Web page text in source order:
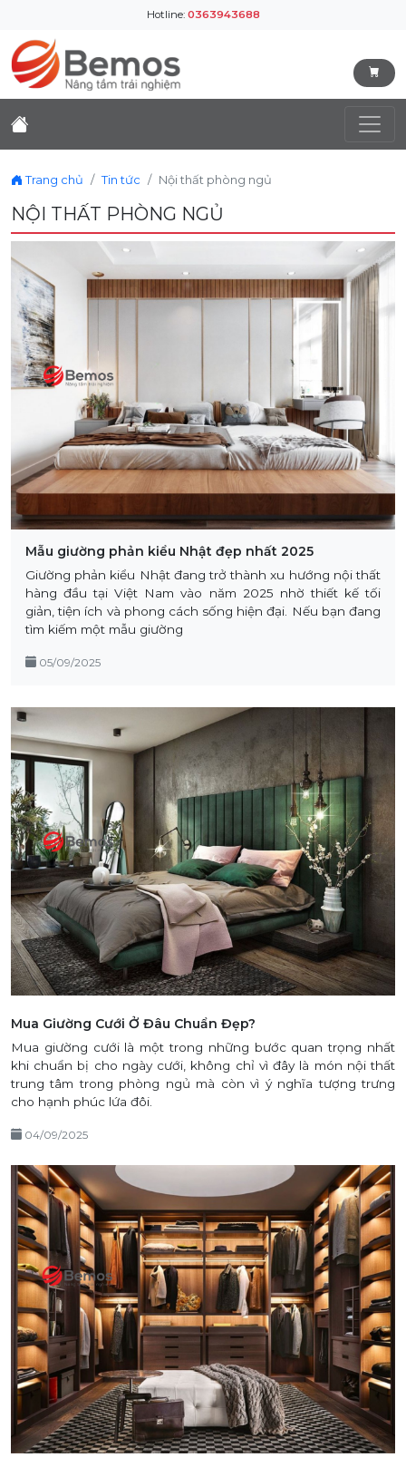
Hotline: 0363943688
Trang chủ Tin tức Nội thất phòng ngủ
NỘI THẤT PHÒNG NGỦ
Mẫu giường phản kiểu Nhật đẹp nhất 2025
Giường phản kiểu Nhật đang trở thành xu hướng nội thất
hàng đầu tại Việt Nam vào năm 2025 nhờ thiết kế tối
giản, tiện ích và phong cách sống hiện đại. Nếu bạn đang
tìm kiếm một mẫu giường
05/09/2025
Mua Giường Cưới Ở Đâu Chuẩn Đẹp?
Mua giường cưới là một trong những bước quan trọng nhất
khi chuẩn bị cho ngày cưới, không chỉ vì đây là món nội thất
trung tâm trong phòng ngủ mà còn vì ý nghĩa tượng trưng
cho hạnh phúc lứa đôi.
04/09/2025